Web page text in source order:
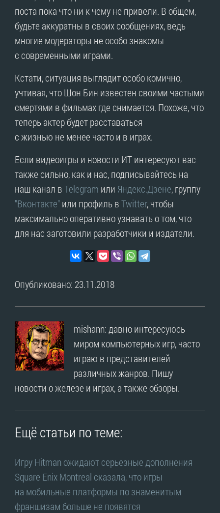
поста пока что ни к чему не привели. В общем,
будьте аккуратны в своих сообщениях, ведь
многие модераторы не особо знакомы
с современными играми.
Кстати, ситуация выглядит особо комично,
учтивая, что Шон Бин известен своими частыми
смертями в фильмах где снимается. Похоже, что
теперь актер будет расставаться
с жизнью не менее часто и в играх.
Если видеоигры и новости ИТ интересуют вас
также сильно, как и нас, подписывайтесь на
наш канал вTelegram или Яндекс.Дзене, группу
"Вконтакте"или профиль вTwitter, чтобы
максимально оперативно узнавать о том, что
для нас заготовили разработчики и издатели.
Опубликовано: 23.11.2018
mishann: давно интересуюсь
миром компьютерных игр, часто
играю в представителей
различных жанров. Пишу
новости о железе и играх, а также обзоры.
Ещё статьи по теме:
Игру Hitman ожидают серьезные дополнения
Square Enix Montreal сказала, что игры
на мобильные платформы по знаменитым
франшизам больше не появятся